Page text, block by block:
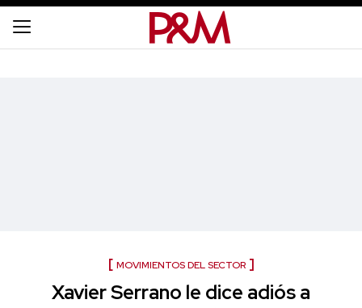
MOVIMIENTOS DEL SECTOR
Xavier Serrano le dice adiós a